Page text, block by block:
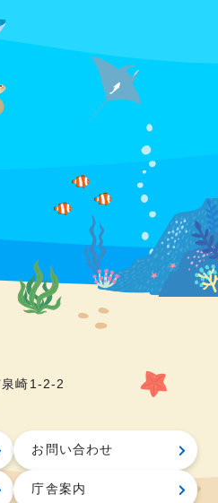
崎1-2-2
お問い合わせ
庁舎案内